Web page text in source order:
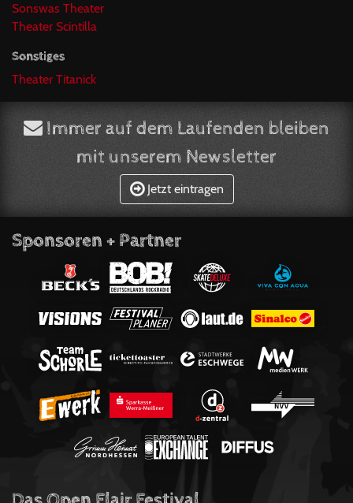
Sonswas Theater
Theater Scintilla
Sonstiges
Theater Titanick
Immer auf dem Laufenden bleiben
mit unserem Newsletter
Jetzt eintragen
Sponsoren + Partner